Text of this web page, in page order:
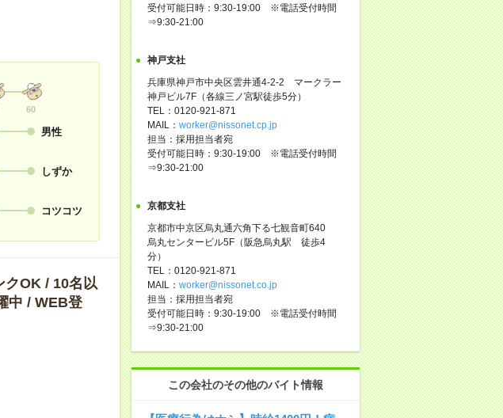
60
男性
しずか
コツコツ
クOK / 10名以
中 / WEB登
受付可能日時：9:30-19:00 ※電話受付時間
⇒9:30-21:00
神戸支社
兵庫県神戸市中央区雲井通4-2-2 マークラー
神戸ビル7F（各線三ノ宮駅徒歩5分）
TEL：0120-921-871
MAIL： worker@nissonet.cp.jp
担当：採用担当者宛
受付可能日時：9:30-19:00 ※電話受付時間
⇒9:30-21:00
京都支社
京都市中京区烏丸通六角下る七観音町640
烏丸センタービル5F（阪急烏丸駅 徒歩4
分）
TEL：0120-921-871
MAIL： worker@nissonet.co.jp
担当：採用担当者宛
受付可能日時：9:30-19:00 ※電話受付時間
⇒9:30-21:00
この会社のその他のバイト情報